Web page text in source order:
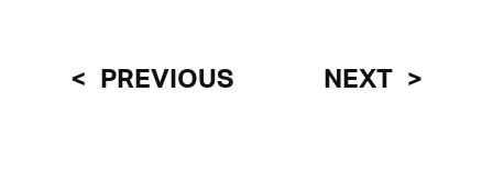
PREVIOUS NEXT